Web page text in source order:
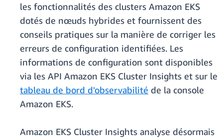
les fonctionnalités des clusters Amazon EKS
dotés de nœuds hybrides et fournissent des
conseils pratiques sur la manière de corriger les
erreurs de configuration identifiées. Les
informations de configuration sont disponibles
via les API Amazon EKS Cluster Insights et sur le
tableau de bord d'observabilité de la console
Amazon EKS.
Amazon EKS Cluster Insights analyse désormais